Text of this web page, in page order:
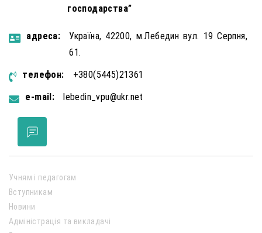
господарства”
aдресa:
Україна, 42200, м.Лебедин вул. 19 Серпня,
61.
телефон:
+380(5445)21361
e-mail:
lebedin_vpu@ukr.net
Учням і педагогам
Вступникам
Новини
Адміністрація та викладачі